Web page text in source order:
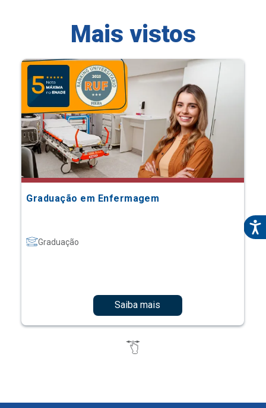
Mais vistos
Graduação em Enfermagem
Graduação
Saiba mais